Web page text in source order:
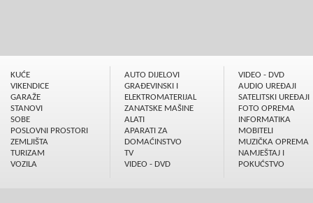
KUĆE
VIKENDICE
GARAŽE
STANOVI
SOBE
POSLOVNI PROSTORI
ZEMLJIŠTA
TURIZAM
VOZILA
AUTO DIJELOVI
GRAÐEVINSKI I
ELEKTROMATERIJAL
ZANATSKE MAŠINE
ALATI
APARATI ZA
DOMAĆINSTVO
TV
VIDEO - DVD
VIDEO - DVD
AUDIO UREÐAJI
SATELITSKI UREÐAJI
FOTO OPREMA
INFORMATIKA
MOBITELI
MUZIČKA OPREMA
NAMJEŠTAJ I
POKUĆSTVO